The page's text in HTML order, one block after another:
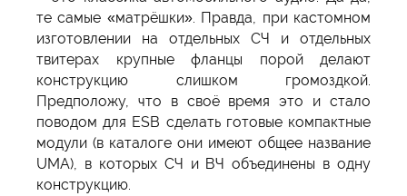
те самые «матрёшки». Правда, при кастомном
изготовлении на отдельных СЧ и отдельных
твитерах крупные фланцы порой делают
конструкцию слишком громоздкой.
Предположу, что в своё время это и стало
поводом для ESB сделать готовые компактные
модули (в каталоге они имеют общее название
UMA), в которых СЧ и ВЧ объединены в одну
конструкцию.